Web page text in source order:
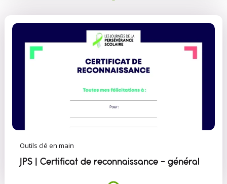
Outils clé en main
JPS | Certificat de reconnaissance - général